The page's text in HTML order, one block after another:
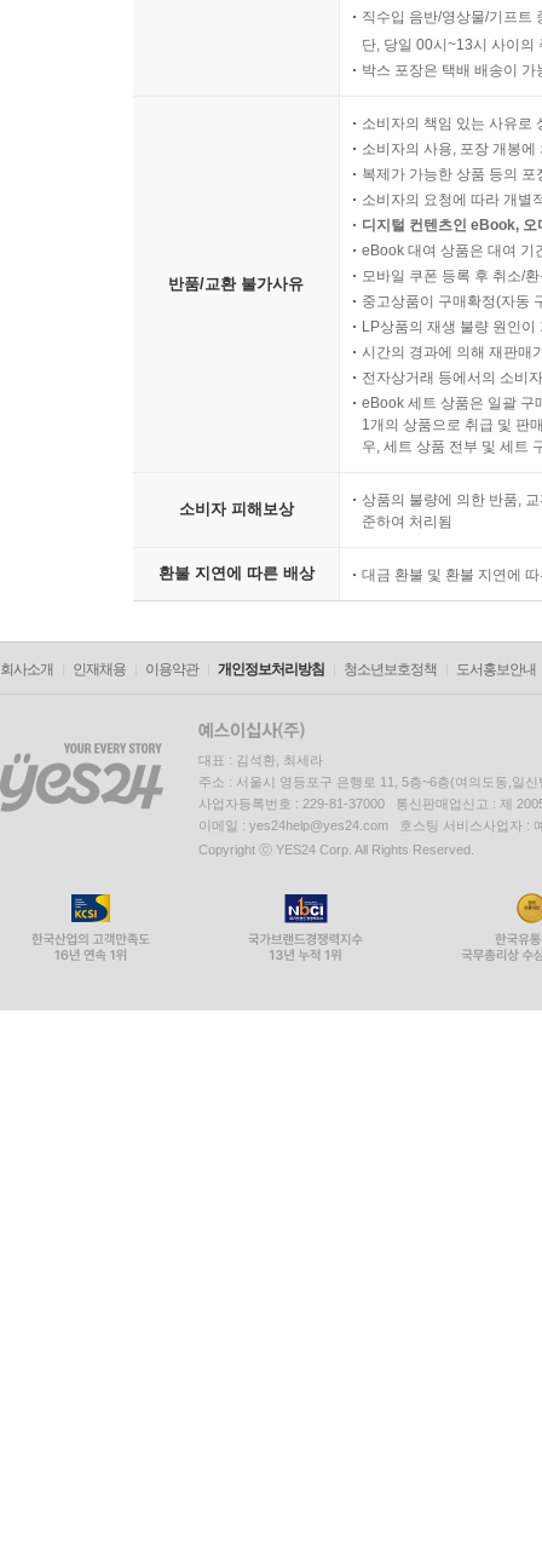
직수입 음반/영상물/기프트
단, 당일 00시~13시 사이의
박스 포장은 택배 배송이
반품/교환 불가사유
소비자의 책임 있는 사유로
소비자의 사용, 포장 개봉
복제가 가능한 상품 등의
소비자의 요청에 따라 개별
디지털 컨텐츠인 eBook,
eBook 대여 상품은 대여 기
모바일 쿠폰 등록 후 취소/
중고상품이 구매확정(자동
LP상품의 재생 불량 원인
시간의 경과에 의해 재판매
전자상거래 등에서의 소비
eBook 세트 상품은 일괄 구
1개의 상품으로 취급 및 판
우, 세트 상품 전부 및 세트
소비자 피해보상
상품의 불량에 의한 반품,
준하여 처리됨
환불 지연에 따른 배상 대금 환불 및 환불 지연에
회사소개 인재채용 이용약관 개인정보처리방침 청소년보호정책 도서홍보안내
대표 : 김석환, 최세라
주소 : 서울시 영등포구 은행로 11, 5층~6층(여의도동,일신
사업자등록번호 : 229-81-37000 통신판매업신고 : 제
이메일 : yes24help@yes24.com 호스팅 서비스사업자 :
Copyright ⓒ YES24 Corp. All Rights Reserved.